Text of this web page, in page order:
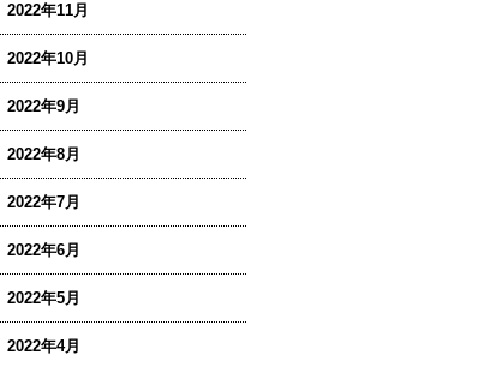
2022年11月
2022年10月
2022年9月
2022年8月
2022年7月
2022年6月
2022年5月
2022年4月